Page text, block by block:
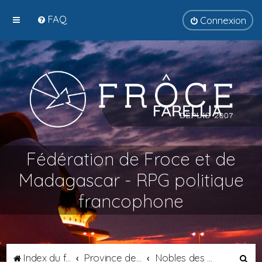
FAQ Connexion
Fédération de Froce et de
Madagascar - RPG politique
francophone
Index du forum